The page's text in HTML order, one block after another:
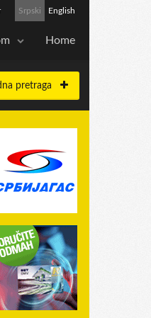
Srpski English
Home
pretraga